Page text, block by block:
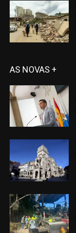
AS NOVAS +